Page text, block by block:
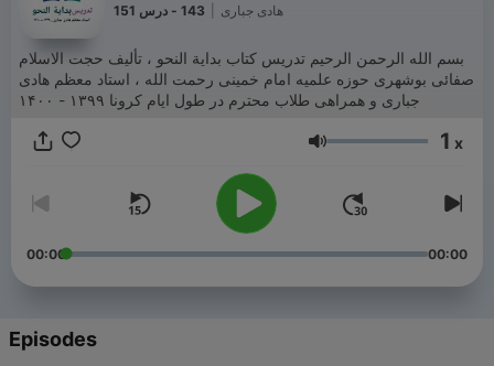
هادی جباری 143 - درس 151
بسم الله الرحمن الرحیم تدریس کتاب بداية النحو ، تألیف حجت الاسلام
صفائی بوشهری حوزه علمیه امام خمینی رحمت الله ، استاد معظم هادی
جباری و همراهی طلاب محترم در طول ایام کرونا ۱۳۹۹ - ۱۴۰۰
Volume 1 x
00:00 00:00
Episodes